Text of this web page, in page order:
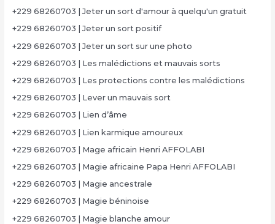
+229 68260703 | Jeter un sort d'amour à quelqu'un gratuit
+229 68260703 | Jeter un sort positif
+229 68260703 | Jeter un sort sur une photo
+229 68260703 | Les malédictions et mauvais sorts
+229 68260703 | Les protections contre les malédictions
+229 68260703 | Lever un mauvais sort
+229 68260703 | Lien d’âme
+229 68260703 | Lien karmique amoureux
+229 68260703 | Mage africain Henri AFFOLABI
+229 68260703 | Magie africaine Papa Henri AFFOLABI
+229 68260703 | Magie ancestrale
+229 68260703 | Magie béninoise
+229 68260703 | Magie blanche amour